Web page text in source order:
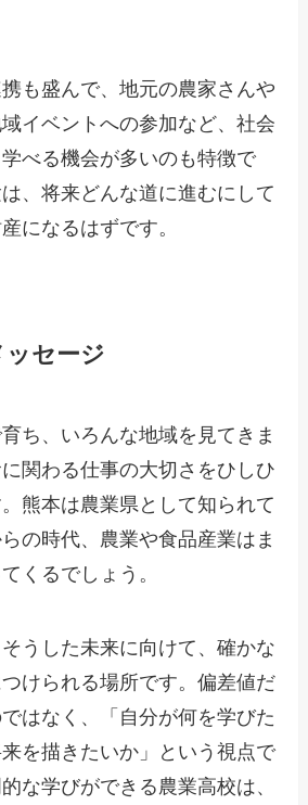
も盛んで、地元の農家さんや
イベントへの参加など、社会
べる機会が多いのも特徴で
、将来どんな道に進むにして
になるはずです。
セージ
ち、いろんな地域を見てきま
関わる仕事の大切さをひしひ
熊本は農業県として知られて
の時代、農業や食品産業はま
くるでしょう。
うした未来に向けて、確かな
けられる場所です。偏差値だ
はなく、「自分が何を学びた
を描きたいか」という視点で
な学びができる農業高校は、